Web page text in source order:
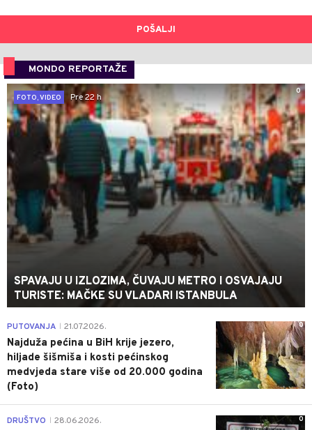
POŠALJI
MONDO REPORTAŽE
0
FOTO, VIDEO
Pre 22 h
SPAVAJU U IZLOZIMA, ČUVAJU METRO I OSVAJAJU
TURISTE: MAČKE SU VLADARI ISTANBULA
0
PUTOVANJA 21.07.2026.
Najduža pećina u BiH krije jezero,
hiljade šišmiša i kosti pećinskog
medvjeda stare više od 20.000 godina
(Foto)
0
DRUŠTVO 28.06.2026.